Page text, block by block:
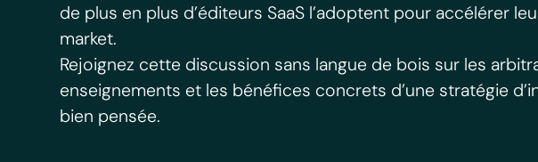
de plus en plus d’éditeurs SaaS l’adoptent pour accélérer
market.
Rejoignez cette discussion sans langue de bois sur les
enseignements et les bénéfices concrets d’une stratégie
bien pensée.